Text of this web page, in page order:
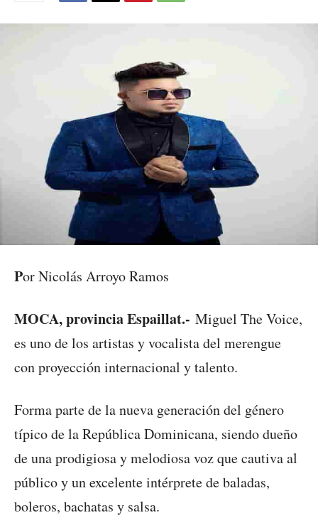
Por Nicolás Arroyo Ramos
MOCA, provincia Espaillat.- Miguel The Voice,
es uno de los artistas y vocalista del merengue
con proyección internacional y talento.
Forma parte de la nueva generación del género
típico de la República Dominicana, siendo dueño
de una prodigiosa y melodiosa voz que cautiva al
público y un excelente intérprete de baladas,
boleros, bachatas y salsa.